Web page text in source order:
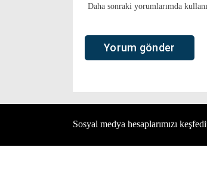
Daha sonraki yorumlarımda
Sosyal medya hesaplarımızı